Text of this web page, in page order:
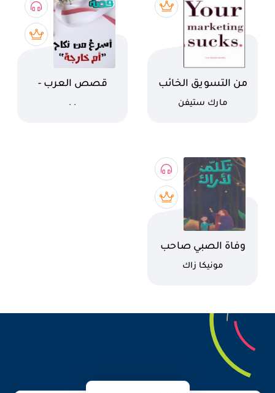
اسم الكتاب
من التسويق الخائب
الى التسويق
كاتب
مارك ستيفن
اسم الكتاب
قصص العرب -
كاتب
. .
اسم الكتاب
وفاة الصبي صاحب
الكلاب
كاتب
مونيكا زاك